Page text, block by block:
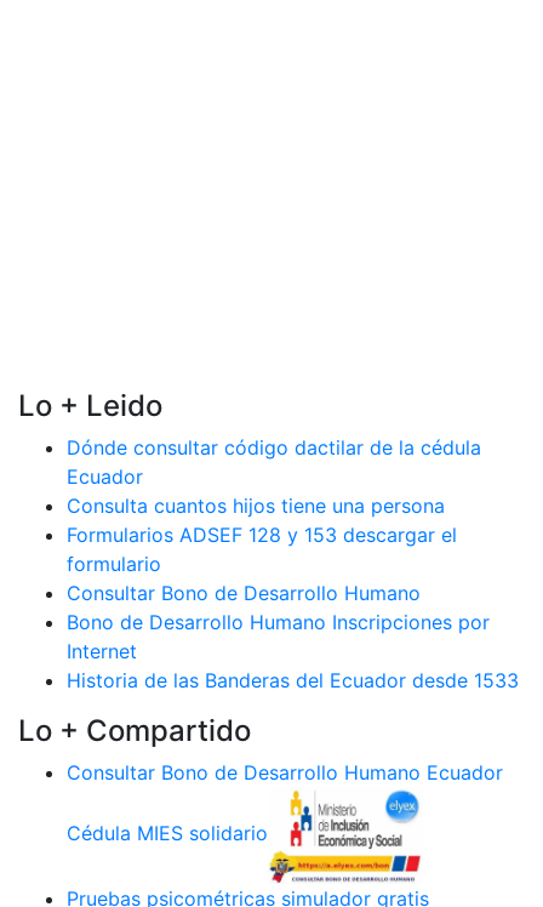
Lo + Leido
Dónde consultar código dactilar de la cédula
Ecuador
Consulta cuantos hijos tiene una persona
Formularios ADSEF 128 y 153 descargar el
formulario
Consultar Bono de Desarrollo Humano
Bono de Desarrollo Humano Inscripciones por
Internet
Historia de las Banderas del Ecuador desde 1533
Lo + Compartido
Consultar Bono de Desarrollo Humano Ecuador
Cédula MIES solidario
Pruebas psicométricas simulador gratis